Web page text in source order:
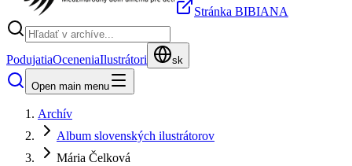
Stránka BIBIANA
PodujatiaOceneniaIlustrátori sk
Open main menu
Archív
Album slovenských ilustrátorov
Mária Čelková